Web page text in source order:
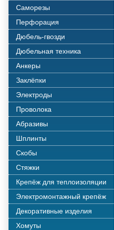
Саморезы
Перфорация
Дюбель-гвозди
Дюбельная техника
Анкеры
Заклёпки
Электроды
Проволока
Абразивы
Шплинты
Скобы
Стяжки
Крепёж для теплоизоляции
Электромонтажный крепёж
Декоративные изделия
Хомуты